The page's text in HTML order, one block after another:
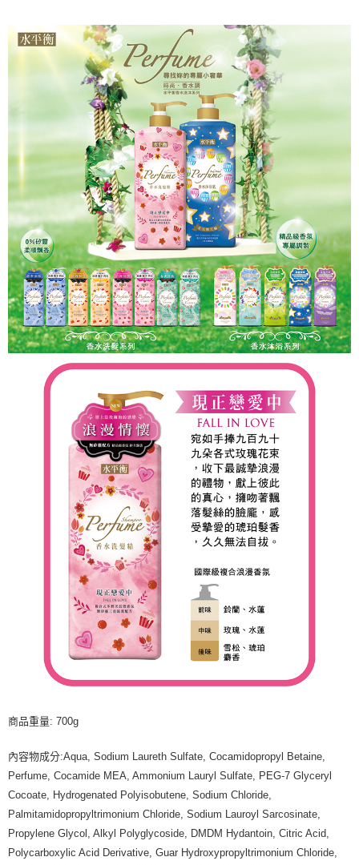
商品重量: 700g
內容物成分:Aqua, Sodium Laureth Sulfate, Cocamidopropyl Betaine,
Perfume, Cocamide MEA, Ammonium Lauryl Sulfate, PEG-7 Glyceryl
Cocoate, Hydrogenated Polyisobutene, Sodium Chloride,
Palmitamidopropyltrimonium Chloride, Sodium Lauroyl Sarcosinate,
Propylene Glycol, Alkyl Polyglycoside, DMDM Hydantoin, Citric Acid,
Polycarboxylic Acid Derivative, Guar Hydroxypropyltrimonium Chloride,